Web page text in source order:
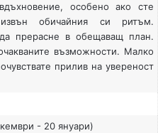
особено ако сте
обичайния си ритъм.
прерасне в обещаващ план.
възможности. Малко
прилив на увереност
- 20 януари)